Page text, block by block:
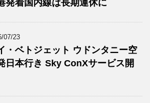
発着国内線は長期運休に
07/23
・ベトジェット ウドンタニー空
日本行き Sky ConXサービス開